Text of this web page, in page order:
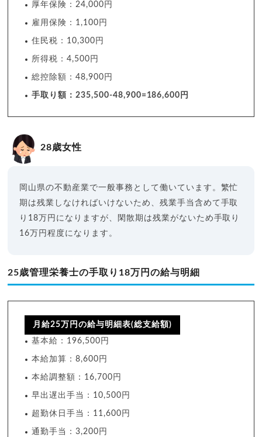
厚年保険：24,000円
雇用保険：1,100円
住民税：10,300円
所得税：4,500円
総控除額：48,900円
手取り額：235,500-48,900=186,600円
28歳女性
岡山県の不動産業で一般事務として働いています。繁忙
期は残業しなければいけないため、残業手当含めて手取
り18万円になりますが、閑散期は残業がないため手取り
16万円程度になります。
25歳管理栄養士の手取り18万円の給与明細
月給25万円の給与明細表(総支給額)
基本給：196,500円
本給加算：8,600円
本給調整額：16,700円
早出遅出手当：10,500円
超勤休日手当：11,600円
通勤手当：3,200円